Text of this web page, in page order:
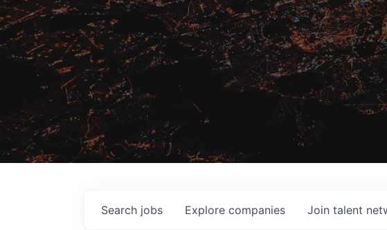
Search jobs Explore companies Join talent